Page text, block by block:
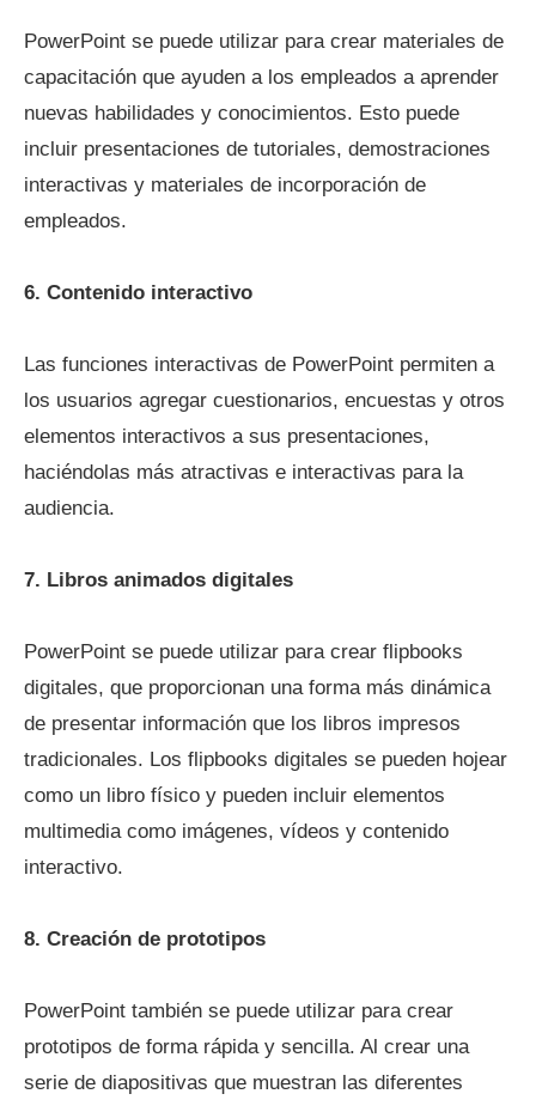
PowerPoint se puede utilizar para crear materiales de
capacitación que ayuden a los empleados a aprender
nuevas habilidades y conocimientos. Esto puede
incluir presentaciones de tutoriales, demostraciones
interactivas y materiales de incorporación de
empleados.
6. Contenido interactivo
Las funciones interactivas de PowerPoint permiten a
los usuarios agregar cuestionarios, encuestas y otros
elementos interactivos a sus presentaciones,
haciéndolas más atractivas e interactivas para la
audiencia.
7. Libros animados digitales
PowerPoint se puede utilizar para crear flipbooks
digitales, que proporcionan una forma más dinámica
de presentar información que los libros impresos
tradicionales. Los flipbooks digitales se pueden hojear
como un libro físico y pueden incluir elementos
multimedia como imágenes, vídeos y contenido
interactivo.
8. Creación de prototipos
PowerPoint también se puede utilizar para crear
prototipos de forma rápida y sencilla. Al crear una
serie de diapositivas que muestran las diferentes